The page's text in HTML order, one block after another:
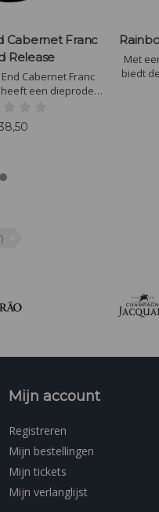
Cabernet Franc
Release
Cabernet Franc
een dieprode
van rijp rood fruit
van kruiden.
Met
biedt
brede,
Mijn account
Registreren
Mijn bestellingen
Mijn tickets
Mijn verlanglijst